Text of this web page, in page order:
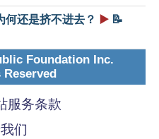
何还是挤不进去？ ▶️ 📝
Foundation Inc.
服务条款
们